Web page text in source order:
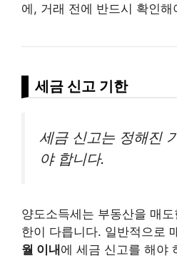
에, 거래 전에 반드시 확인해
세금 신고 기한
세금 신고는 정해진
야 합니다.
양도소득세는 부동산을 매
한이 다릅니다. 일반적으로
월 이내 에 세금 신고를 해야